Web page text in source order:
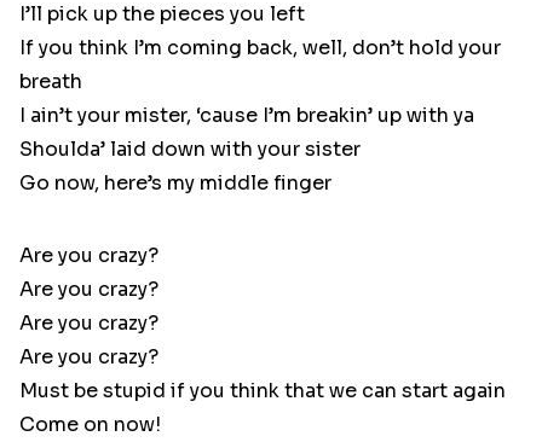
I’ll pick up the pieces you left
If you think I’m coming back, well, don’t hold your
breath
I ain’t your mister, ‘cause I’m breakin’ up with ya
Shoulda’ laid down with your sister
Go now, here’s my middle finger
Are you crazy?
Are you crazy?
Are you crazy?
Are you crazy?
Must be stupid if you think that we can start again
Come on now!